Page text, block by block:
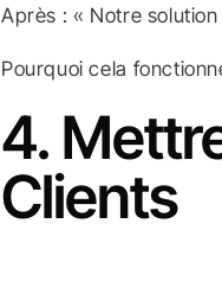
Après : « Notre
Pourquoi cela
4.
Clients